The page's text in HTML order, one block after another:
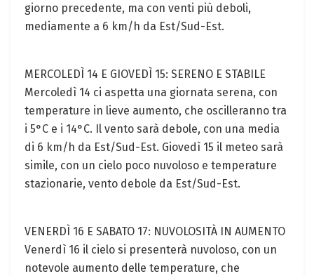
giorno precedente, ma con venti più deboli,
mediamente a 6 km/h da Est/Sud-Est.
MERCOLEDÌ 14 E GIOVEDÌ 15: SERENO E STABILE
Mercoledì 14 ci aspetta una giornata serena, con
temperature in lieve aumento, che oscilleranno tra
i 5°C e i 14°C. Il vento sarà debole, con una media
di 6 km/h da Est/Sud-Est. Giovedì 15 il meteo sarà
simile, con un cielo poco nuvoloso e temperature
stazionarie, vento debole da Est/Sud-Est.
VENERDÌ 16 E SABATO 17: NUVOLOSITÀ IN AUMENTO
Venerdì 16 il cielo si presenterà nuvoloso, con un
notevole aumento delle temperature, che